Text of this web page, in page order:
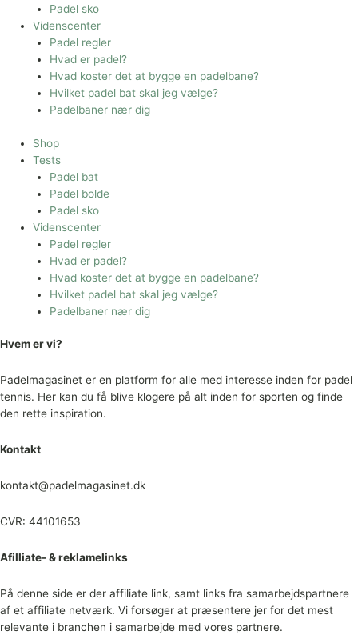
Padel sko
Videnscenter
Padel regler
Hvad er padel?
Hvad koster det at bygge en padelbane?
Hvilket padel bat skal jeg vælge?
Padelbaner nær dig
Shop
Tests
Padel bat
Padel bolde
Padel sko
Videnscenter
Padel regler
Hvad er padel?
Hvad koster det at bygge en padelbane?
Hvilket padel bat skal jeg vælge?
Padelbaner nær dig
Hvem er vi?
Padelmagasinet er en platform for alle med interesse inden for padel
tennis. Her kan du få blive klogere på alt inden for sporten og finde
den rette inspiration.
Kontakt
kontakt@padelmagasinet.dk
CVR: 44101653
Afilliate- & reklamelinks
På denne side er der affiliate link, samt links fra samarbejdspartnere
af et affiliate netværk. Vi forsøger at præsentere jer for det mest
relevante i branchen i samarbejde med vores partnere.